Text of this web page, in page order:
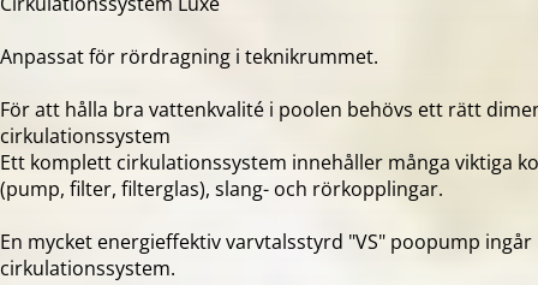
Anpassat för rördragning i teknikrummet.
För att hålla bra vattenkvalité i poolen behövs ett rätt
cirkulationssystem
Ett komplett cirkulationssystem innehåller många viktiga
(pump, filter, filterglas), slang- och rörkopplingar.
En mycket energieffektiv varvtalsstyrd "VS" poopump ingår
cirkulationssystem.